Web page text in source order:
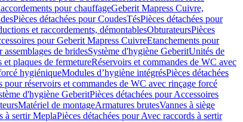
pour chauffageGeberit Mapress Cuivre,
Pièces détachées pour CoudesTésPièces détachées pour
et raccordements, démontablesObturateursPièces
pour Geberit Mapress CuivreEtanchements pour
assemblages de bridesSystème d'hygiène GeberitUnités de
et plaques de fermetureRéservoirs et commandes de WC avec
hygiéniqueModules d’hygiène intégrésPièces détachées
pour réservoirs et commandes de WC avec rinçage forcé
d'hygiène GeberitPièces détachées pour Accessoires
Matériel de montageArmatures brutesVannes à siège
à sertir MeplaPièces détachées pour Avec raccords à sertir